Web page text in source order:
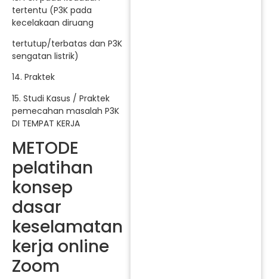
tertentu (P3K pada
kecelakaan diruang
tertutup/terbatas dan P3K
sengatan listrik)
14. Praktek
15. Studi Kasus / Praktek
pemecahan masalah P3K
DI TEMPAT KERJA
METODE
pelatihan
konsep
dasar
keselamatan
kerja online
Zoom